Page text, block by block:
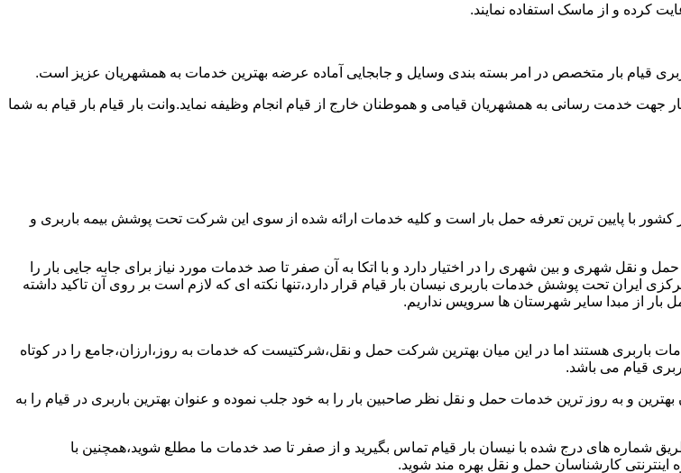
کرده و از ماسک استفاده نمایند.
قیام بار متخصص در امر بسته بندی وسایل و جابجایی آماده عرضه بهترین خدمات به همشهریان عزیز است.
خدمت رسانی به همشهریان قیامی و هموطنان خارج از قیام انجام وظیفه نماید.وانت بار قیام بار قیام به شما
با پایین ترین تعرفه حمل بار است و کلیه خدمات ارائه شده از سوی این شرکت تحت پوشش بیمه باربری و
و نقل شهری و بین شهری را در اختیار دارد و با اتکا به آن صفر تا صد خدمات مورد نیاز برای جابه جایی بار را
ایران تحت پوشش خدمات باربری نیسان بار قیام قرار دارد،تنها نکته ای که لازم است بر روی آن تاکید داشته
بار از مبدا سایر شهرستان ها سرویس نداریم.
هستند اما در این میان بهترین شرکت حمل و نقل،شرکتیست که خدمات به روز،ارزان،جامع را در کوتاه
قیام می باشد.
و به روز ترین خدمات حمل و نقل نظر صاحبین بار را به خود جلب نموده و عنوان بهترین باربری در قیام را به
طریق شماره های درج شده با نیسان بار قیام تماس بگیرید و از صفر تا صد خدمات ما مطلع شوید،همچنین با
کارشناسان حمل و نقل بهره مند شوید.